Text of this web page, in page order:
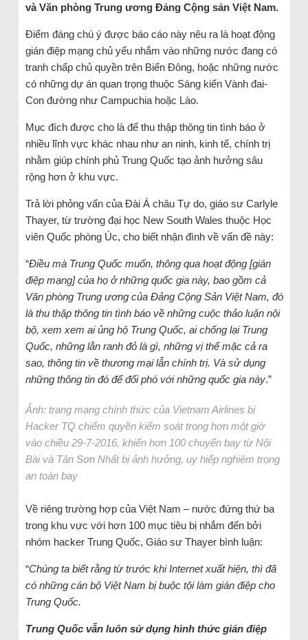
và Văn phòng Trung ương Đảng Cộng sản Việt Nam.
Điểm đáng chú ý được báo cáo này nêu ra là hoạt động
gián điệp mạng chủ yếu nhắm vào những nước đang có
tranh chấp chủ quyền trên Biển Đông, hoặc những nước
có những dự án quan trọng thuộc Sáng kiến Vành đai-
Con đường như Campuchia hoặc Lào.
Mục đích được cho là để thu thập thông tin tình báo ở
nhiều lĩnh vực khác nhau như an ninh, kinh tế, chính trị
nhằm giúp chính phủ Trung Quốc tạo ảnh hưởng sâu
rộng hơn ở khu vực.
Trả lời phỏng vấn của Đài Á châu Tự do, giáo sư Carlyle
Thayer, từ trường đại học New South Wales thuộc Học
viên Quốc phòng Úc, cho biết nhận đình về vấn đề này:
“Điều mà Trung Quốc muốn, thông qua hoạt động [gián
điệp mạng] của họ ở những quốc gia này, bao gồm cả
Văn phòng Trung ương của Đảng Cộng Sản Việt Nam, đó
là thu thập thông tin tình báo về những cuộc thảo luận nội
bộ, xem xem ai ủng hộ Trung Quốc, ai chống lại Trung
Quốc, những lằn ranh đỏ là gì, những vị thế mặc cả ra
sao, thông tin về thương mại lẫn chính trị. Và sử dụng
những thông tin đó để đối phó với những quốc gia này.”
Ảnh: trang mạng chính thức của Vietnam Airlines bị
Hacker TQ chiếm quyền kiểm soát trong hơn một giờ
vào chiều 29-7-2016, khiến hơn 100 chuyến bay từ Nội
Bài và Tân Sơn Nhất bị ảnh hưởng, uy hiếp nghiêm trọng
an toàn bay
Về riêng trường hợp của Việt Nam – nước đứng thứ ba
trong khu vực với hơn 100 mục tiêu bị nhắm đến bởi
nhóm hacker Trung Quốc, Giáo sư Thayer bình luận:
“Chúng ta biết rằng từ trước khi Internet xuất hiện, thì đã
có những cán bộ Việt Nam bị buộc tội làm gián điệp cho
Trung Quốc.
Trung Quốc vẫn luôn sử dụng hình thức gián điệp